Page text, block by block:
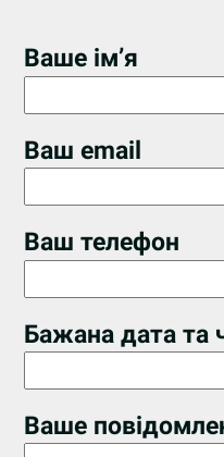
Ваше ім’я
Ваш email
Ваш телефон
Бажана дата та
Ваше